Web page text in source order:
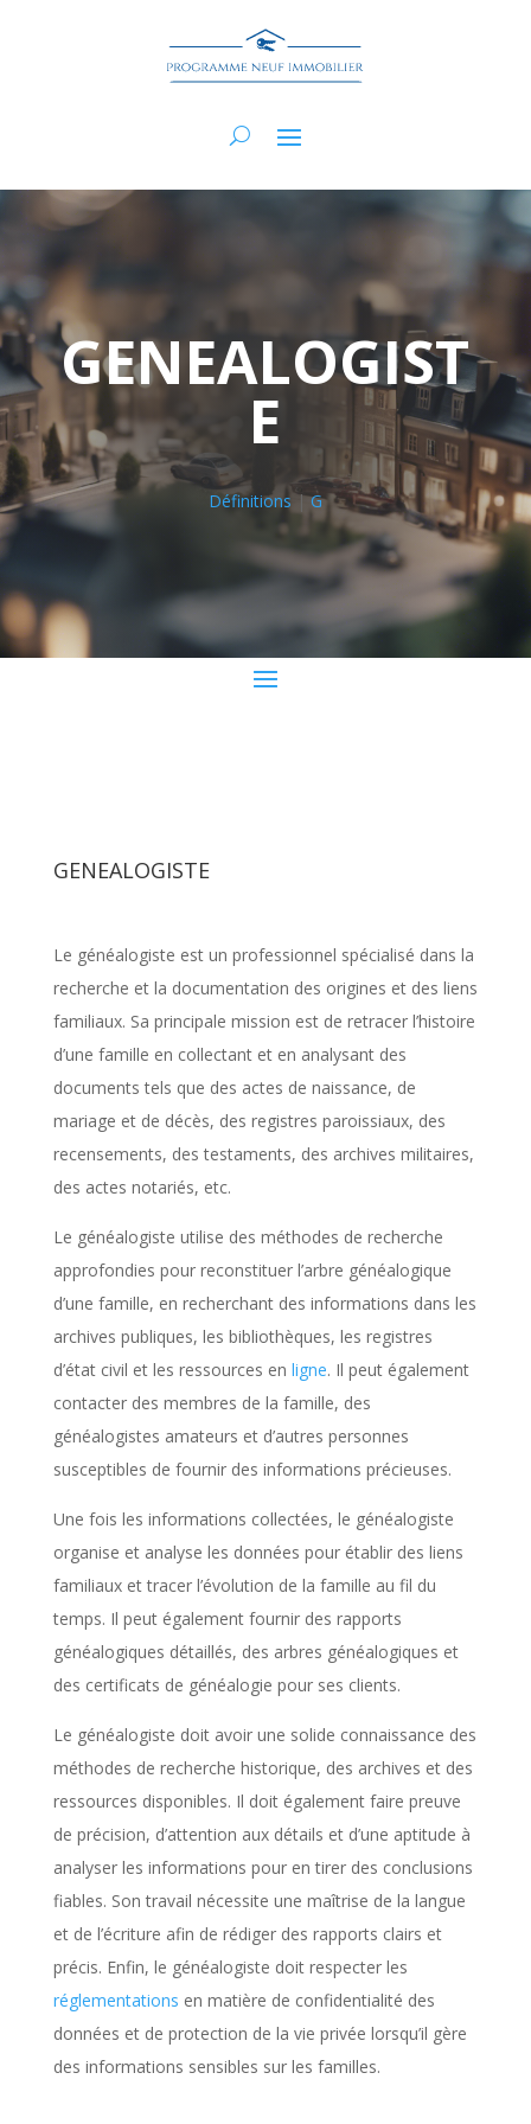
GENEALOGIST
E
Définitions |G
GENEALOGISTE
Le généalogiste est un professionnel spécialisé dans la
recherche et la documentation des origines et des liens
familiaux. Sa principale mission est de retracer l’histoire
d’une famille en collectant et en analysant des
documents tels que des actes de naissance, de
mariage et de décès, des registres paroissiaux, des
recensements, des testaments, des archives militaires,
des actes notariés, etc.
Le généalogiste utilise des méthodes de recherche
approfondies pour reconstituer l’arbre généalogique
d’une famille, en recherchant des informations dans les
archives publiques, les bibliothèques, les registres
d’état civil et les ressources en ligne. Il peut également
contacter des membres de la famille, des
généalogistes amateurs et d’autres personnes
susceptibles de fournir des informations précieuses.
Une fois les informations collectées, le généalogiste
organise et analyse les données pour établir des liens
familiaux et tracer l’évolution de la famille au fil du
temps. Il peut également fournir des rapports
généalogiques détaillés, des arbres généalogiques et
des certificats de généalogie pour ses clients.
Le généalogiste doit avoir une solide connaissance des
méthodes de recherche historique, des archives et des
ressources disponibles. Il doit également faire preuve
de précision, d’attention aux détails et d’une aptitude à
analyser les informations pour en tirer des conclusions
fiables. Son travail nécessite une maîtrise de la langue
et de l’écriture afin de rédiger des rapports clairs et
précis. Enfin, le généalogiste doit respecter les
réglementations en matière de confidentialité des
données et de protection de la vie privée lorsqu’il gère
des informations sensibles sur les familles.